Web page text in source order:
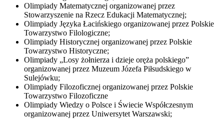
Olimpiady Matematycznej organizowanej przez
Stowarzyszenie na Rzecz Edukacji Matematycznej;
Olimpiady Języka Łacińskiego organizowanej przez Polskie
Towarzystwo Filologiczne;
Olimpiady Historycznej organizowanej przez Polskie
Towarzystwo Historyczne;
Olimpiady „Losy żołnierza i dzieje oręża polskiego”
organizowanej przez Muzeum Józefa Piłsudskiego w
Sulejówku;
Olimpiady Filozoficznej organizowanej przez Polskie
Towarzystwo Filozoficzne
Olimpiady Wiedzy o Polsce i Świecie Współczesnym
organizowanej przez Uniwersytet Warszawski;